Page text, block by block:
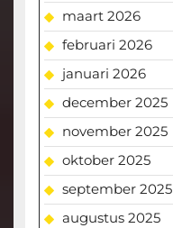
maart 2026
februari 2026
januari 2026
december 2025
november 2025
oktober 2025
september 2025
augustus 2025